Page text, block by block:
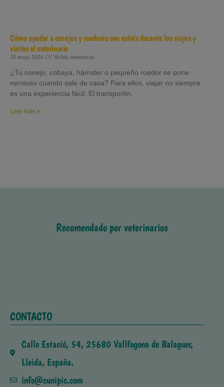
Cómo ayudar a conejos y roedores con estrés durante los viajes y
visitas al veterinario
22 mayo, 2026 No hay comentarios
¿Tu conejo, cobaya, hámster o pequeño roedor se pone
nervioso cuando sale de casa? Para ellos, viajar no siempre
es una experiencia fácil. El transportín,
Leer más »
Recomendado por veterinarios
CONTACTO
Calle Estació, 54, 25680 Vallfogona de Balaguer,
Lleida, España.
info@cunipic.com